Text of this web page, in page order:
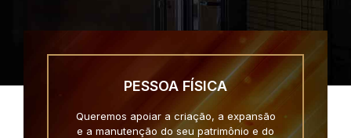
PESSOA FÍSICA
Queremos apoiar a criação, a expansão
e a manutenção do seu patrimônio e do